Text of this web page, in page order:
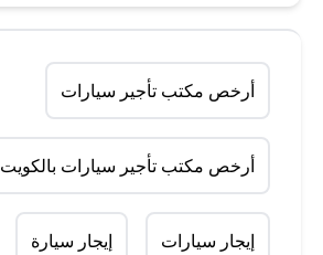
أرخص مكتب تأجير سيارات
أرخص مكتب تأجير سيارات بالكويت
إيجار سيارات إيجار سيارة